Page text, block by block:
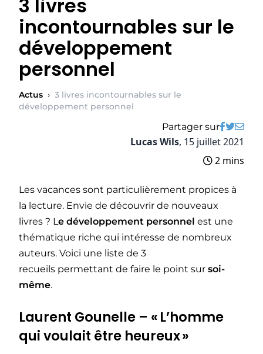
3 livres
incontournables sur le
développement
personnel
Actus › 3 livres incontournables sur le
développement personnel
Partager sur
Lucas Wils, 15 juillet 2021
2 mins
Les vacances sont particulièrement propices à
la lecture. Envie de découvrir de nouveaux
livres ? L e développement personnel est une
thématique riche qui intéresse de nombreux
auteurs. Voici une liste de 3
recueils permettant de faire le point sur soi-
même.
Laurent Gounelle – « L’homme
qui voulait être heureux »